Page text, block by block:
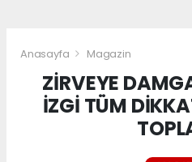
Anasayfa Magazin
ZİRVEYE
İZGİ TÜM